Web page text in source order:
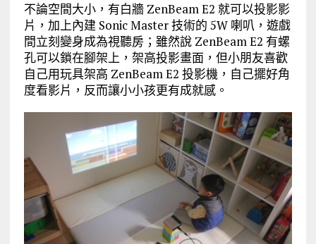
不論空間大小，有白牆 ZenBeam E2 就可以投影影
片，加上內建 Sonic Master 技術的 5W 喇叭，遊戲
間立刻變身成為視聽房；雖然說 ZenBeam E2 有螺
孔可以鎖在腳架上，架高投影畫面，但小朋友喜歡
自己用玩具架高 ZenBeam E2 投影機，自己擺好角
度看影片，反而讓小小孩更有成就感。